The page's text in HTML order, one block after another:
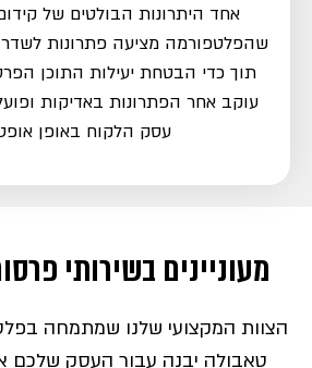
אחד היתרונות הבולטים של
שהפלטפורמה מציעה פתרונות
תוך כדי הבטחת יעילות התוכן
עוקב אחר הפתרונות באדיקות
עסק הלקוח באופן
מעוניינים בשירותי
הצוות המקצועי שלנו שמתמחה
טאבולה יבנה עבור העסק שלכם